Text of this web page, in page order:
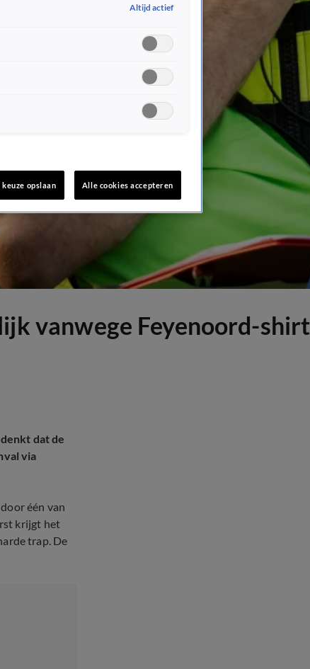
vanwege Feyenoord-shirt
dat de
via
één van
krijgt het
trap. De
Altijd actief
opslaan Alle cookies accepteren